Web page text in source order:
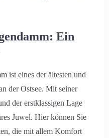
Ein
ist eines der ältesten und
der Ostsee. Mit seiner
der erstklassigen Lage
Juwel. Hier können Sie
die mit allem Komfort